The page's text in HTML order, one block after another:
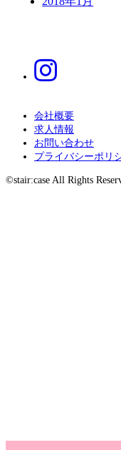
会社概要
求人情報
お問い合わせ
プライバシーポリ
©stair:case All Rights